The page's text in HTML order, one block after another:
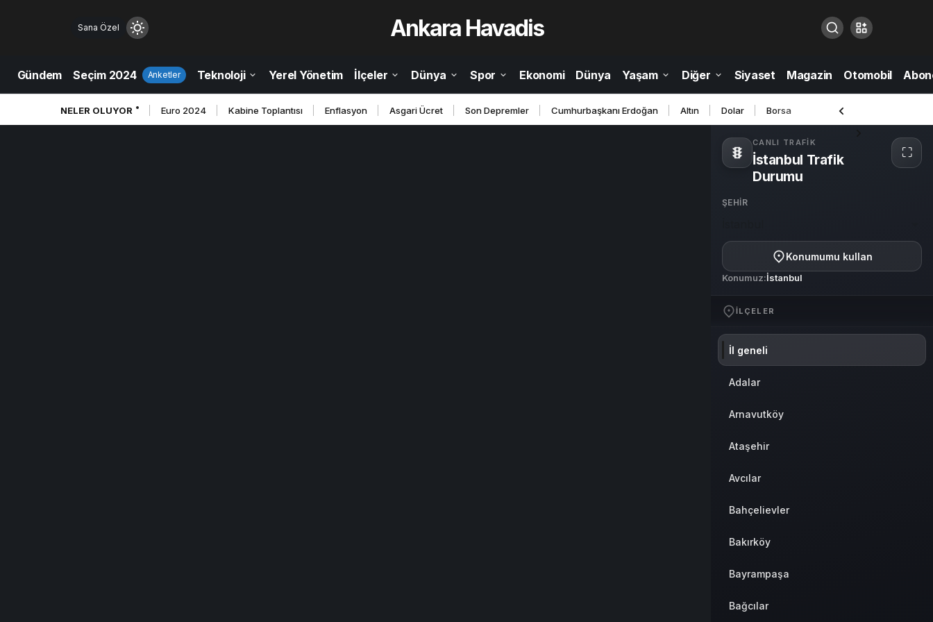
Sana Özel
Mod
Modu
Ankara Havadis
Gündem Seçim 2024 Anketler Teknoloji Yerel Yönetim İlçeler Dünya Spor Ekonomi Dünya Yaşam Diğer Siyaset Magazin Otomobil
NELER OLUYOR Euro 2024 Kabine Toplantısı Enflasyon Asgari Ücret Son Depremler Cumhurbaşkanı Erdoğan Altın Dolar Borsa
CANLI TRAFIK
İstanbul Trafik
Durumu
⛶
Tam
ŞEHIR
Konumumu kullan
Konumuz:İstanbul
İLÇELER
İl geneli
Adalar
Arnavutköy
Ataşehir
Avcılar
Bahçelievler
Bakırköy
Bayrampaşa
Bağcılar